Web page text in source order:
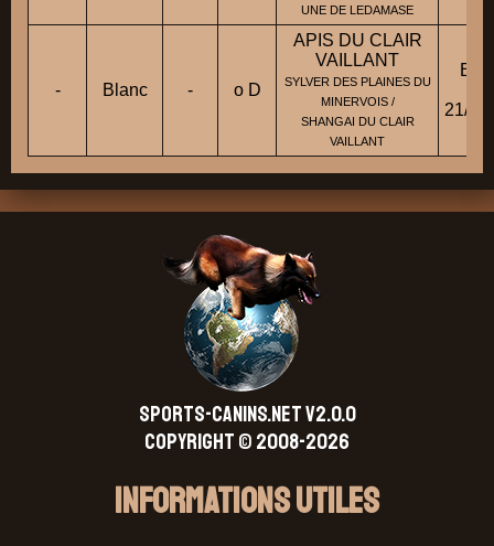
UNE DE LEDAMASE
- Blanc - o D
APIS DU CLAIR
VAILLANT
SYLVER DES PLAINES DU
MINERVOIS /
SHANGAI DU CLAIR
VAILLANT
21/
SPORTS-CANINS.NET V2.0.0
Copyright © 2008-2026
Informations Utiles